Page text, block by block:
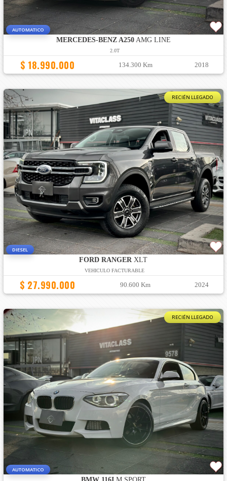
AUTOMATICO
MERCEDES-BENZ A250AMG LINE
2.0T
$ 18.990.000 134.300 Km 2018
RECIÉN LLEGADO
DIESEL
FORD RANGER XLT
VEHICULO FACTURABLE
$ 27.990.000 90.600 Km 2024
RECIÉN LLEGADO
AUTOMATICO